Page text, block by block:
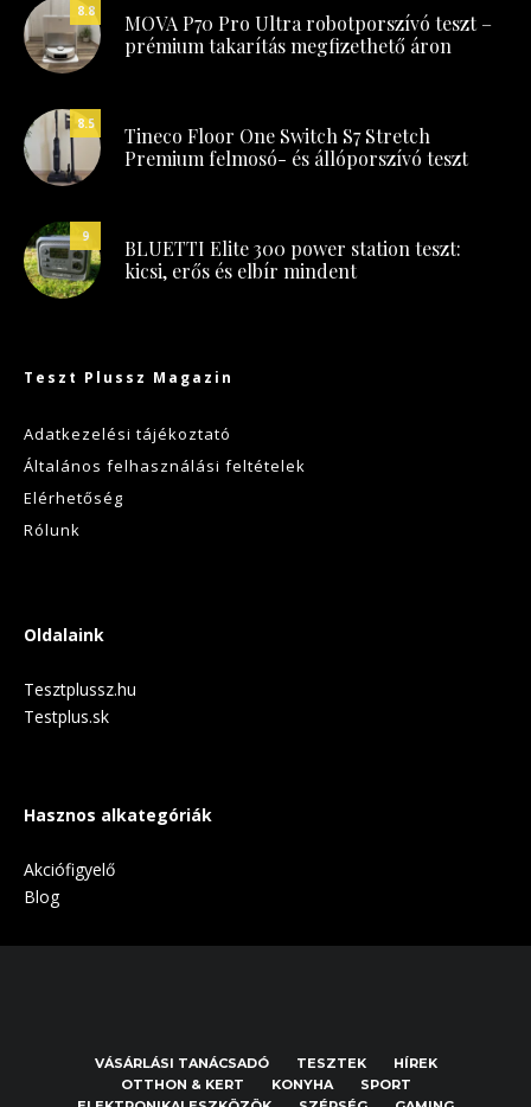
8.8
MOVA P70 Pro Ultra robotporszívó teszt –
prémium takarítás megfizethető áron
8.5
Tineco Floor One Switch S7 Stretch
Premium felmosó- és állóporszívó teszt
9
BLUETTI Elite 300 power station teszt:
kicsi, erős és elbír mindent
Teszt Plussz Magazin
Adatkezelési tájékoztató
Általános felhasználási feltételek
Elérhetőség
Rólunk
Oldalaink
Tesztplussz.hu
Testplus.sk
Hasznos alkategóriák
Akciófigyelő
Blog
VÁSÁRLÁSI TANÁCSADÓ TESZTEK
HÍREK
OTTHON & KERT
KONYHA
SPORT